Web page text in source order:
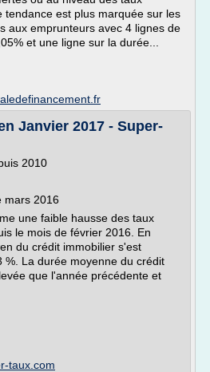
tendance est plus marquée sur les
aux emprunteurs avec 4 lignes de
et une ligne sur la durée...
Janvier 2017 - Super-
2010
mars 2016
une faible hausse des taux
le mois de février 2016. En
du crédit immobilier s'est
%. La durée moyenne du crédit
que l'année précédente et
taux.com